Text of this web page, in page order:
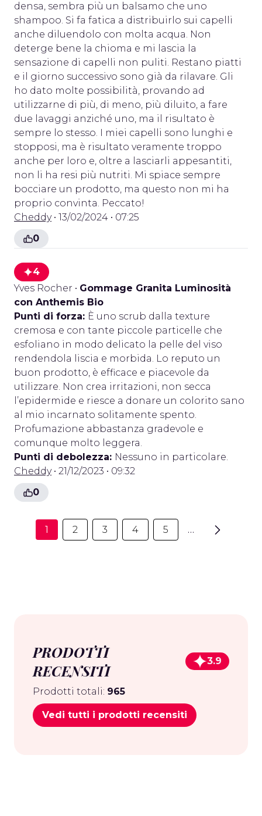
densa, sembra più un balsamo che uno
shampoo. Si fa fatica a distribuirlo sui capelli
anche diluendolo con molta acqua. Non
deterge bene la chioma e mi lascia la
sensazione di capelli non puliti. Restano piatti
e il giorno successivo sono già da rilavare. Gli
ho dato molte possibilità, provando ad
utilizzarne di più, di meno, più diluito, a fare
due lavaggi anziché uno, ma il risultato è
sempre lo stesso. I miei capelli sono lunghi e
stopposi, ma è risultato veramente troppo
anche per loro e, oltre a lasciarli appesantiti,
non li ha resi più nutriti. Mi spiace sempre
bocciare un prodotto, ma questo non mi ha
proprio convinta. Peccato!
Cheddy• 13/02/2024 • 07:25
0
4
Yves Rocher • Gommage Granita Luminosità
con Anthemis Bio
Punti di forza: È uno scrub dalla texture
cremosa e con tante piccole particelle che
esfoliano in modo delicato la pelle del viso
rendendola liscia e morbida. Lo reputo un
buon prodotto, è efficace e piacevole da
utilizzare. Non crea irritazioni, non secca
l’epidermide e riesce a donare un colorito sano
al mio incarnato solitamente spento.
Profumazione abbastanza gradevole e
comunque molto leggera.
Punti di debolezza: Nessuno in particolare.
Cheddy• 21/12/2023 • 09:32
0
1 2 3 4 5 …
PRODOTTI
RECENSITI
3.9
Prodotti totali: 965
Vedi tutti i prodotti recensiti